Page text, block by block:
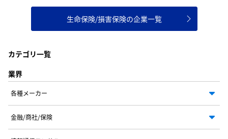
生命保険/損害保険の企業一覧
カテゴリ一覧
業界
各種メーカー
金融/商社/保険